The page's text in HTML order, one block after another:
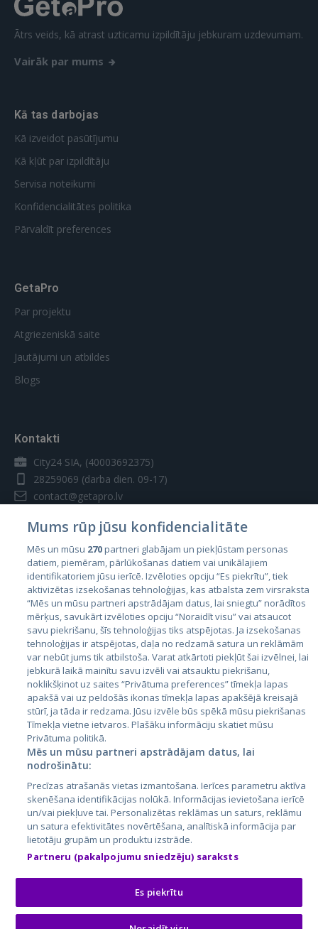
Ātrs veids, kā atrast uzticamu izpildītāju jebkuram uzdevumam.
Vairāk par mums
Kā tas darbojas
Kā izveidot pasūtījumu
Kā kļūt par izpildītāju
Servisa noteikumi
Konfidencialitātes politika
Pārvaldīt preferences
GetaPro
Par projektu
Atgriezeniskā saite
Jautājumi un atbildes
Blogs
Kontakti
City24 SIA, (40003692375)
28259069 (darba dien. 09-17)
contact@getapro.lv
Valstis
Igaunija
Latvija
Lietuva
City24.lv
City24.ee
GetaPro.lv
GetaPro.ee
Skelbiu.lt
Autoplius.lt
Aruodas.lt
CVbankas.lt
Kainos.lt
Paslaugos.lt
auto24.ee
Osta.ee
KuldneBörs.ee
Mums rūp jūsu konfidencialitāte
Mēs un mūsu 270partneri glabājam un piekļūstam personas
datiem, piemēram, pārlūkošanas datiem vai unikālajiem
identifikatoriem jūsu ierīcē. Izvēloties opciju “Es piekrītu”, tiek
aktivizētas izsekošanas tehnoloģijas, kas atbalsta zem virsraksta
“Mēs un mūsu partneri apstrādājam datus, lai sniegtu” norādītos
mērķus, savukārt izvēloties opciju “Noraidīt visu” vai atsaucot
savu piekrišanu, šīs tehnoloģijas tiks atspējotas. Ja izsekošanas
tehnoloģijas ir atspējotas, daļa no redzamā satura un reklāmām
var nebūt jums tik atbilstoša. Varat atkārtoti piekļūt šai izvēlnei, lai
jebkurā laikā mainītu savu izvēli vai atsauktu piekrišanu,
noklikšķinot uz saites “Privātuma preferences” tīmekļa lapas
apakšā vai uz peldošās ikonas tīmekļa lapas apakšējā kreisajā
stūrī, ja tāda ir redzama. Jūsu izvēle būs spēkā mūsu piekrišanas
Tīmekļa vietne ietvaros. Plašāku informāciju skatiet mūsu
Privātuma politikā.
Mēs un mūsu partneri apstrādājam datus, lai
nodrošinātu:
Precīzas atrašanās vietas izmantošana. Ierīces parametru aktīva
skenēšana identifikācijas nolūkā. Informācijas ievietošana ierīcē
un/vai piekļuve tai. Personalizētas reklāmas un saturs, reklāmu
un satura efektivitātes novērtēšana, analītiskā informācija par
lietotāju grupām un produktu izstrāde.
Partneru (pakalpojumu sniedzēju) saraksts
Es piekrītu